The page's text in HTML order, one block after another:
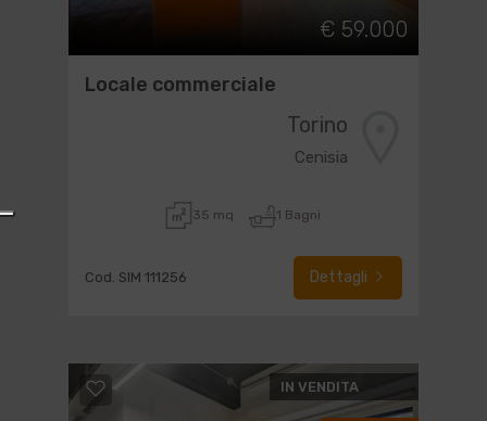
€ 59.000
Locale commerciale
Torino
Cenisia
35 mq 1 Bagni
Cod. SIM 111256 Dettagli
IN VENDITA